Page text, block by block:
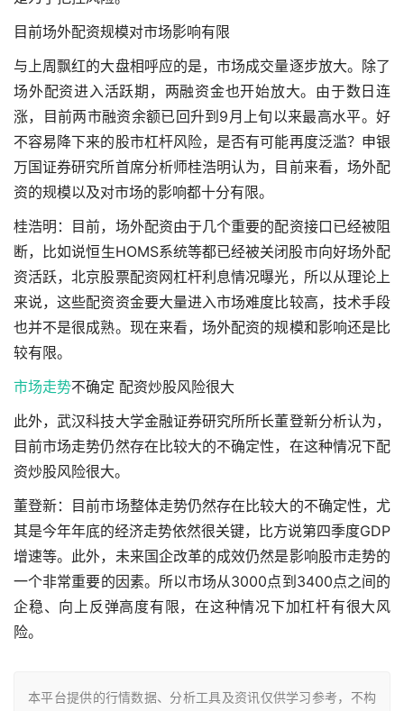
目前场外配资规模对市场影响有限
与上周飘红的大盘相呼应的是，市场成交量逐步放大。除了
场外配资进入活跃期，两融资金也开始放大。由于数日连
涨，目前两市融资余额已回升到9月上旬以来最高水平。好
不容易降下来的股市杠杆风险，是否有可能再度泛滥？申银
万国证券研究所首席分析师桂浩明认为，目前来看，场外配
资的规模以及对市场的影响都十分有限。
桂浩明：目前，场外配资由于几个重要的配资接口已经被阻
断，比如说恒生HOMS系统等都已经被关闭股市向好场外配
资活跃，北京股票配资网杠杆利息情况曝光，所以从理论上
来说，这些配资资金要大量进入市场难度比较高，技术手段
也并不是很成熟。现在来看，场外配资的规模和影响还是比
较有限。
市场走势不确定 配资炒股风险很大
此外，武汉科技大学金融证券研究所所长董登新分析认为，
目前市场走势仍然存在比较大的不确定性，在这种情况下配
资炒股风险很大。
董登新：目前市场整体走势仍然存在比较大的不确定性，尤
其是今年年底的经济走势依然很关键，比方说第四季度GDP
增速等。此外，未来国企改革的成效仍然是影响股市走势的
一个非常重要的因素。所以市场从3000点到3400点之间的
企稳、向上反弹高度有限，在这种情况下加杠杆有很大风
险。
本平台提供的行情数据、分析工具及资讯仅供学习参考，不构